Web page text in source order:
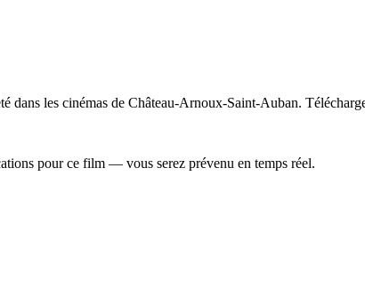
dans les cinémas de Château-Arnoux-Saint-Auban.
pour ce film — vous serez prévenu en temps réel.